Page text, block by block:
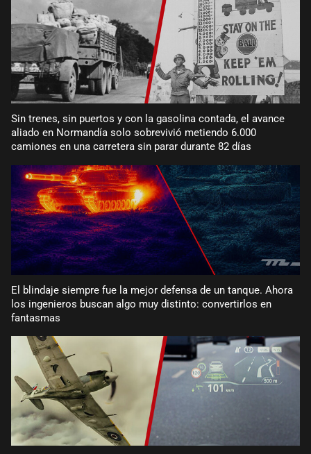
Sin trenes, sin puertos y con la gasolina contada, el avance
aliado en Normandía solo sobrevivió metiendo 6.000
camiones en una carretera sin parar durante 82 días
El blindaje siempre fue la mejor defensa de un tanque. Ahora
los ingenieros buscan algo muy distinto: convertirlos en
fantasmas